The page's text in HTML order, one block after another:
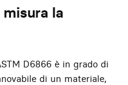
misura la
D6866 è in grado di
di un materiale,